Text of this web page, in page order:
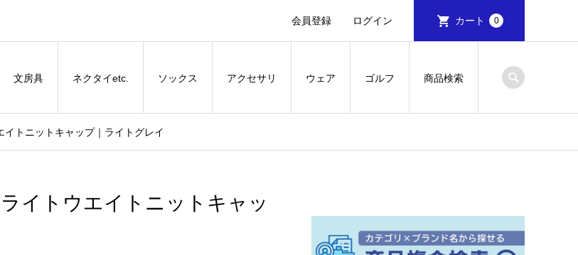
会員登録 ログイン カート 0
文房具 ネクタイetc. ソックス アクセサリ ウェア ゴルフ 商品検索
イトニットキャップ｜ライトグレイ
イトウエイトニットキャッ